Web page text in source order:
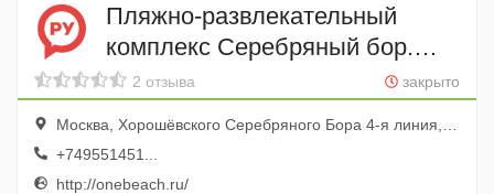
Пляжно-развлекательный
комплекс Серебряный бор.
Пляж № 1
закрыто
2 отзыва
Москва, Хорошёвского Серебряного Бора 4-я линия, 19 к5
+749551451...
http://onebeach.ru/